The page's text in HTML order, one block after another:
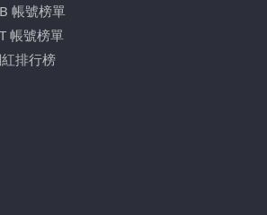
帳號榜單
帳號榜單
排行榜